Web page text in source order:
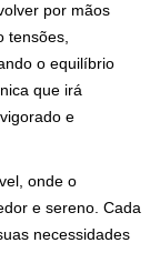
por mãos
tensões,
o equilíbrio
que irá
e
onde o
e sereno. Cada
necessidades